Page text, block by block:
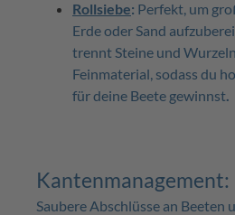
Rollsiebe: Perfekt, um
Erde oder Sand
trennt Steine und
Feinmaterial, sodass du
für deine Beete gewinnst
Saubere Abschlüsse an Beeten